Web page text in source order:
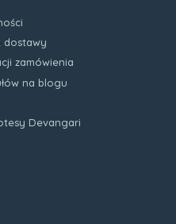
dostawy
zamówienia
na blogu
Devangari